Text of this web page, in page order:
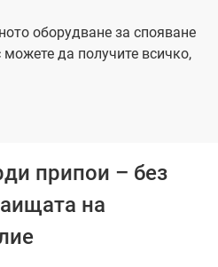
оборудване за спояване
да получите всичко,
припои – без
на